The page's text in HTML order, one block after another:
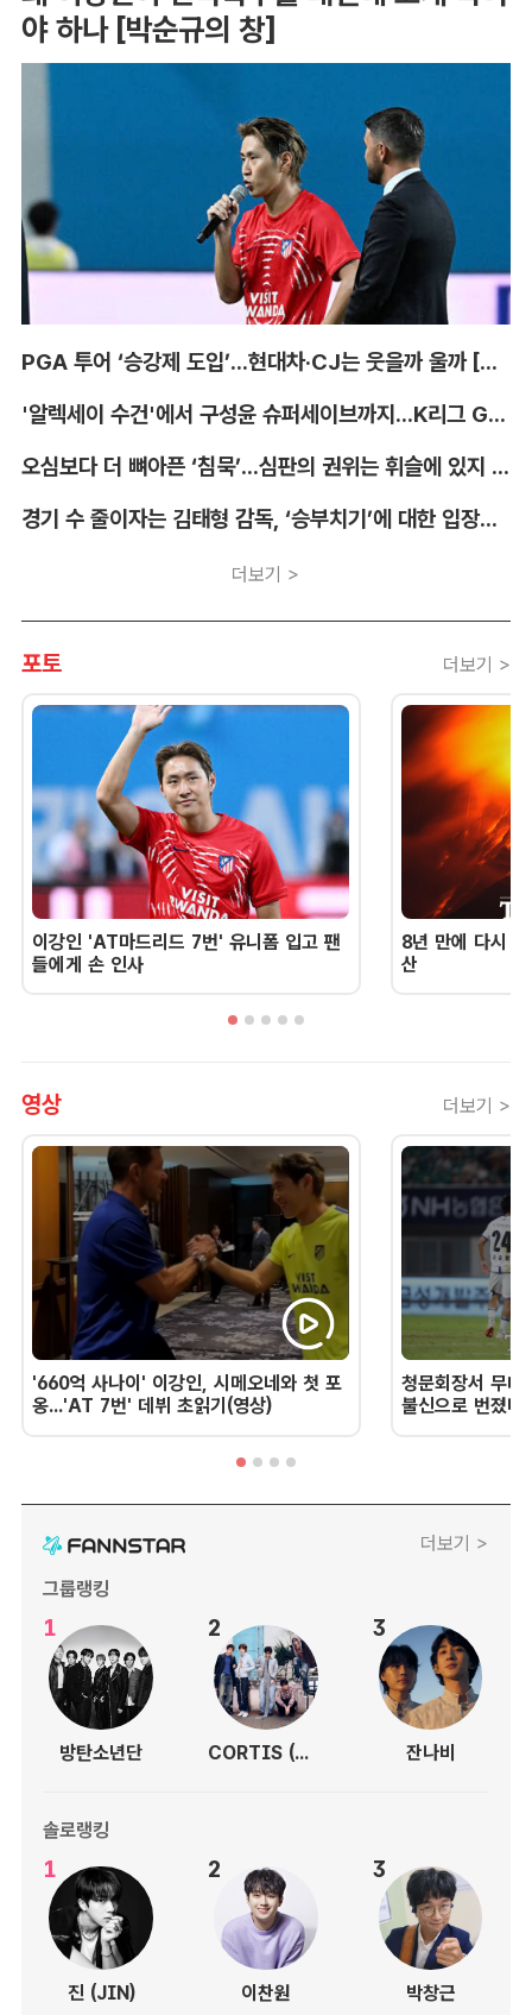
야 하나 [박순규의 창]
PGA 투어 ‘승강제 도입’...현대차·CJ는 웃을까 울까 [박호윤의 IN&OUT]
'알렉세이 수건'에서 구성윤 슈퍼세이브까지...K리그 GK '상전벽해' [이영규의 비욘더매치]
오심보다 더 뼈아픈 ‘침묵’...심판의 권위는 휘슬에 있지 않다 [박순규의 창]
경기 수 줄이자는 김태형 감독, ‘승부치기’에 대한 입장부터 밝혀야 [김대호의 야구생각]
더보기 >
포토 더보기 >
이강인 'AT마드리드 7번' 유니폼 입고 팬
들에게 손 인사
8년 만에 다시
산
영상 더보기 >
'660억 사나이' 이강인, 시메오네와 첫 포
옹...'AT 7번' 데뷔 초읽기(영상)
청문회장서 무너
불신으로 번졌
더보기 >
그룹랭킹
1
방탄소년단
2
CORTIS (코르티스)
3
잔나비
솔로랭킹
1
진 (JIN)
2
이찬원
3
박창근